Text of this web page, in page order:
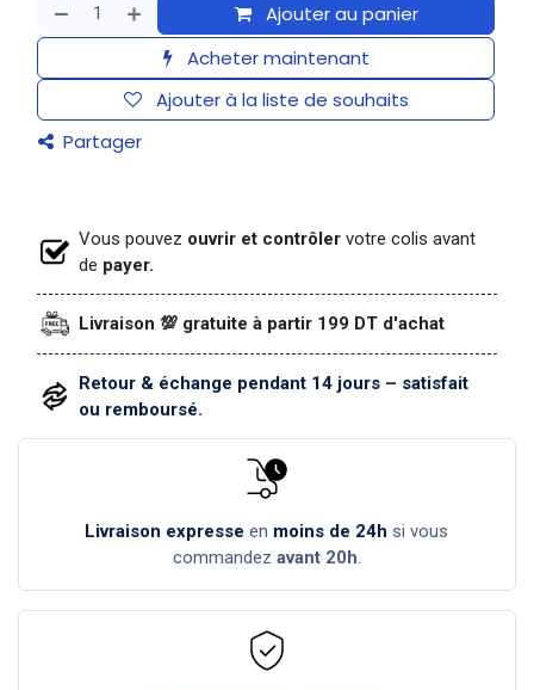
Ajouter au panier
Acheter maintenant
Ajouter à la liste de souhaits
Partager
Vous pouvez ouvrir et contrôler votre colis avant
de payer.
Livraison 💯 gratuite à partir 199 DT d'achat
Retour & échange pendant 14 jours – satisfait
ou remboursé.
Livraison expresse en moins de 24h si vous
commandez avant 20h.